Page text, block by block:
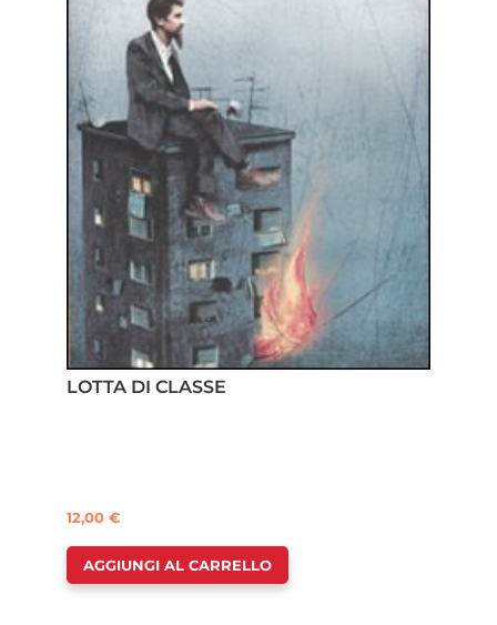
LOTTA DI CLASSE
12,00 €
AGGIUNGI AL CARRELLO